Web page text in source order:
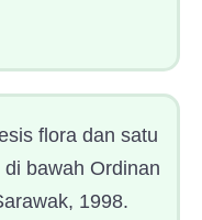
flora dan satu
bawah Ordinan
1998.